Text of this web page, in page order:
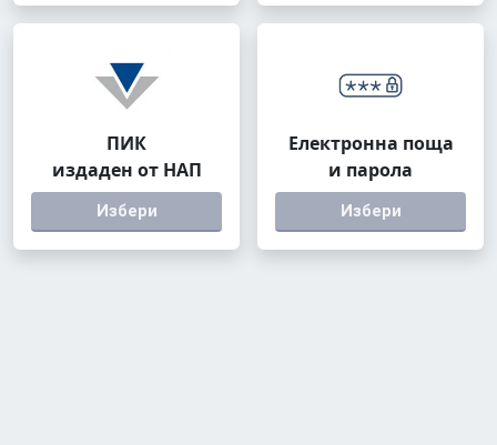
ПИК
издаден от НАП
Избери
Електронна поща
и парола
Избери